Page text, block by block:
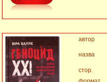
автор
назва
стор.